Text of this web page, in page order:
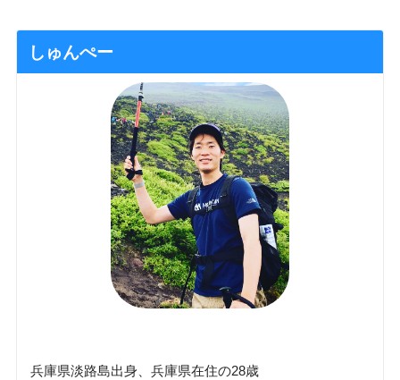
しゅんぺー
兵庫県淡路島出身、兵庫県在住の28歳